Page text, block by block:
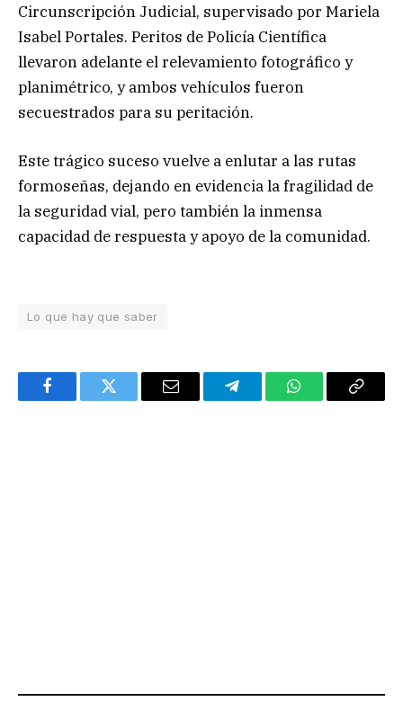
Circunscripción Judicial, supervisado por Mariela
Isabel Portales. Peritos de Policía Científica
llevaron adelante el relevamiento fotográfico y
planimétrico, y ambos vehículos fueron
secuestrados para su peritación.
Este trágico suceso vuelve a enlutar a las rutas
formoseñas, dejando en evidencia la fragilidad de
la seguridad vial, pero también la inmensa
capacidad de respuesta y apoyo de la comunidad.
Lo que hay que saber
FacebookTwitter Email TelegramWhatsAppCopy